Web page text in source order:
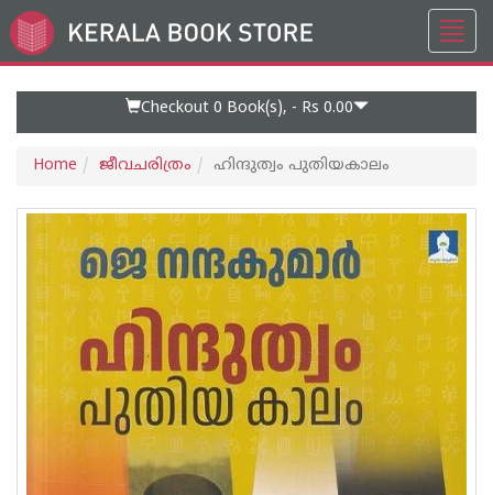
Go
to
Checkout 0 Book(s), - Rs 0.00
Home ജീവചരിത്രം ഹിന്ദുത്വം പുതിയകാലം